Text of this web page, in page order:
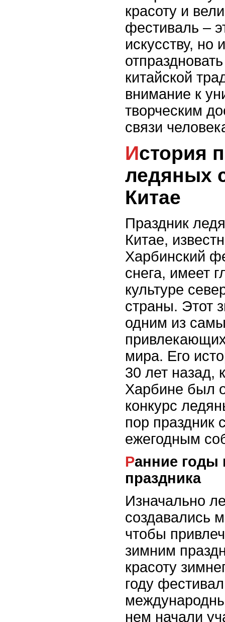
красоту и
фестиваль –
искусству, но
китайской
внимание к
творческим
связи
История праздника
ледяных
Китае
Праздник
Китае,
Харбинский
снега, имеет
культуре
страны. Этот
одним из
мира. Его
30 лет назад,
Харбине был
конкурс
пор праздник
ежегодным
Ранние годы и развитие
праздника
Изначально
создавались
чтобы
зимним
красоту
году
нем начали